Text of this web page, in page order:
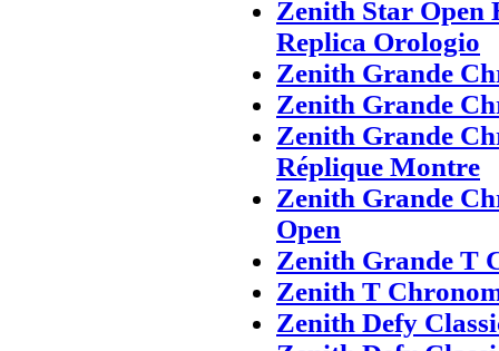
Zenith Star Open
Replica Orologio
Zenith Grande
Zenith Grande
Zenith Grande
Réplique Montre
Zenith Grande
Open
Zenith Grande T
Zenith T
Zenith Defy